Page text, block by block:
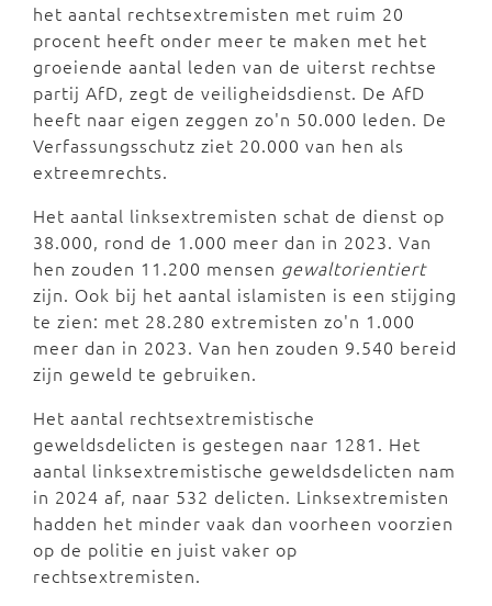
het aantal rechtsextremisten met ruim 20
procent heeft onder meer te maken met het
groeiende aantal leden van de uiterst rechtse
partij AfD, zegt de veiligheidsdienst. De AfD
heeft naar eigen zeggen zo'n 50.000 leden. De
Verfassungsschutz ziet 20.000 van hen als
extreemrechts.
Het aantal linksextremisten schat de dienst op
38.000, rond de 1.000 meer dan in 2023. Van
hen zouden 11.200 mensen gewaltorientiert
zijn. Ook bij het aantal islamisten is een stijging
te zien: met 28.280 extremisten zo'n 1.000
meer dan in 2023. Van hen zouden 9.540 bereid
zijn geweld te gebruiken.
Het aantal rechtsextremistische
geweldsdelicten is gestegen naar 1281. Het
aantal linksextremistische geweldsdelicten nam
in 2024 af, naar 532 delicten. Linksextremisten
hadden het minder vaak dan voorheen voorzien
op de politie en juist vaker op
rechtsextremisten.